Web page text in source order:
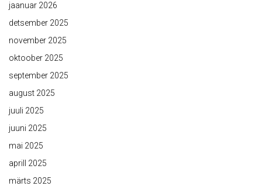
jaanuar 2026
detsember 2025
november 2025
oktoober 2025
september 2025
august 2025
juuli 2025
juuni 2025
mai 2025
aprill 2025
märts 2025